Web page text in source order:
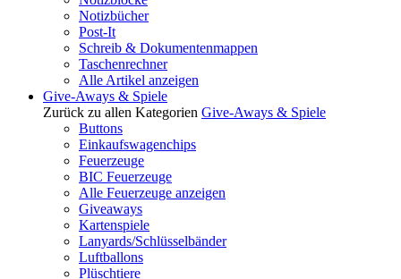
Notizbücher
Post-It
Schreib & Dokumentenmappen
Taschenrechner
Alle Artikel anzeigen
Give-Aways & Spiele
Zurück zu allen Kategorien Give-Aways & Spiele
Buttons
Einkaufswagenchips
Feuerzeuge
BIC Feuerzeuge
Alle Feuerzeuge anzeigen
Giveaways
Kartenspiele
Lanyards/Schlüsselbänder
Luftballons
Plüschtiere